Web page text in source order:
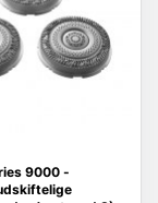
9000 -